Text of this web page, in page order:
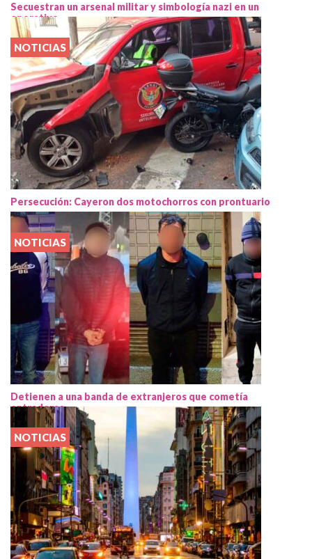
Secuestran un arsenal militar y simbología nazi en un
operativo
NOTICIAS
Persecución: Cayeron dos motochorros con prontuario
NOTICIAS
Detienen a una banda de extranjeros que cometía
entraderas
NOTICIAS